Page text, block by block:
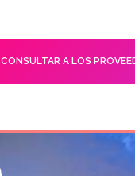
CONSULTAR A LOS